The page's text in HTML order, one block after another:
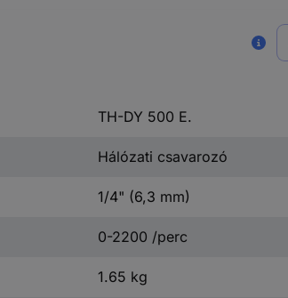
TH-DY 500 E.
Hálózati csavarozó
1/4" (6,3 mm)
0-2200 /perc
1.65 kg